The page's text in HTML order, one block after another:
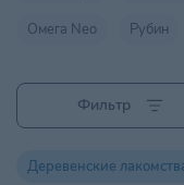
Омега Nео Рубин
Фильтр
Деревенские